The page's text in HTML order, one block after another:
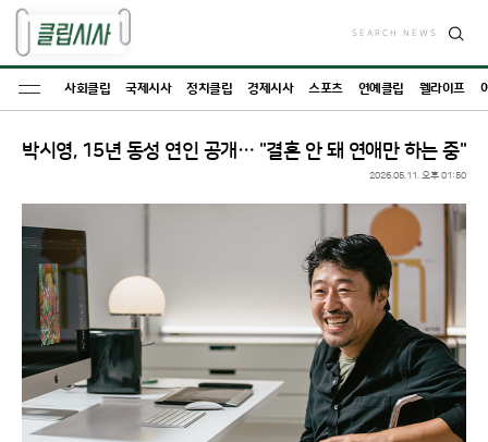
SEARCH NEWS
검
색
사회클립 국제시사 정치클립 경제시사 스포츠 연예클립 웰라이프
박시영, 15년 동성 연인 공개… "결혼 안 돼 연애만 하는 중"
2026.05.11. 오후 01:50